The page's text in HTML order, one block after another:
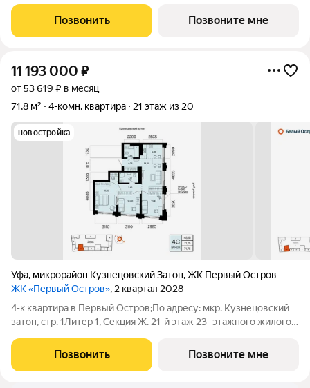
ГК "Первый Трест".Срок окончания строительства: 2 квартал
2029
Позвонить Позвоните мне
11 193 000 ₽
от 53 619 ₽ в месяц
71,8 м²
4-комн. квартира 21 этаж из 20
новостройка
Уфа, микрорайон Кузнецовский Затон,ЖК Первый Остров
ЖК «Первый Остров», 2 квартал 2028
4-к квартира в Первый Остров;По адресу: мкр. Кузнецовский
затон, стр. 1Литер 1, Секция Ж. 21-й этаж 23- этажного жилого
ГК "Первый Трест".Срок окончания строительства: 4 квартал
2028
Позвонить Позвоните мне